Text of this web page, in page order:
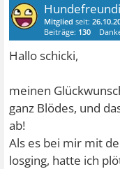
Mitglied seit:
Beiträge: 130
Hallo schicki,
meinen
ganz Blödes, und
ab!
Als es bei mir mit
losging, hatte ich